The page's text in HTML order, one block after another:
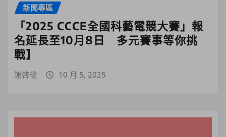
新聞專區
「2025 CCCE全國科藝電競大賽」報
名延長至10月8日 多元賽事等你挑
戰】
謝啓楊 10 月 5, 2025